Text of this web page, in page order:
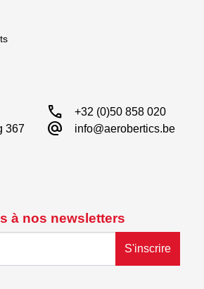
à nos newsletters
S'inscrire
367
call +32 (0)50 858 020
alternate_email info@aerobertics.be